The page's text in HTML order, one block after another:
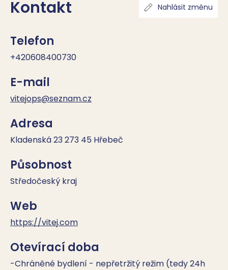
Kontakt Nahlásit změnu
Telefon
+420608400730
E-mail
vitejops@seznam.cz
Adresa
Kladenská 23 273 45 Hřebeč
Působnost
Středočeský kraj
Web
https://vitej.com
Otevírací doba
-Chráněné bydlení - nepřetržitý režim (tedy 24h